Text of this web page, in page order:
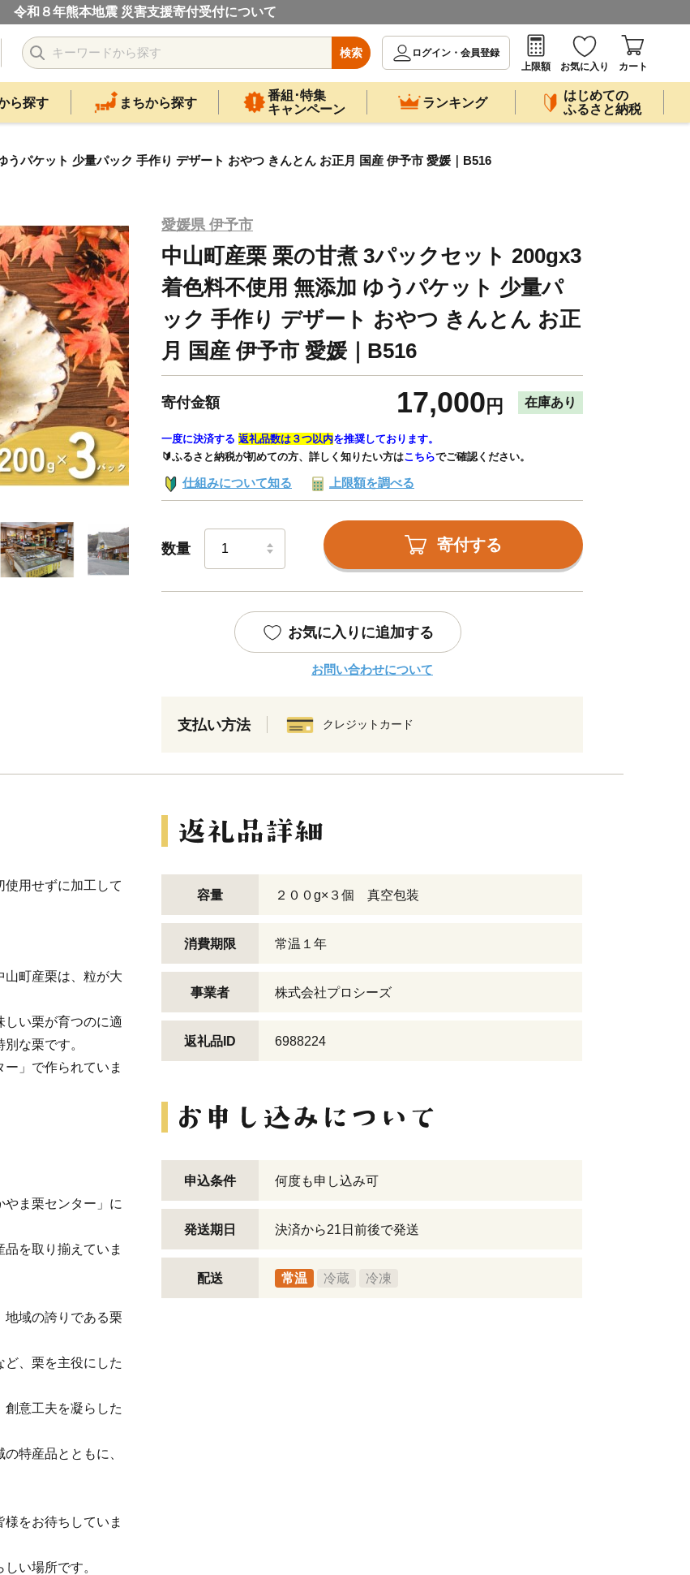
令和８年熊本地震 災害支援寄付受付について
検索
ログイン・会員登録
上限額
お気に入り カート
ら探す まちから探す
番組･特集
キャンペーン
ランキング
はじめての
ふるさと納税
パケット 少量パック 手作り デザート おやつ きんとん お正月 国産 伊予市 愛媛｜B516
愛媛県 伊予市
中山町産栗 栗の甘煮 3パックセット 200gx3
着色料不使用 無添加 ゆうパケット 少量パ
ック 手作り デザート おやつ きんとん お正
月 国産 伊予市 愛媛｜B516
寄付金額 17,000 円 在庫あり
一度に決済する 返礼品数は３つ以内を推奨しております。
🔰ふるさと納税が初めての方、詳しく知りたい方はこちらでご確認ください。
仕組みについて知る 上限額を調べる
数量 寄付する
お気に入りに追加する
お問い合わせについて
支払い方法 クレジットカード
使用せずに加工して
山町産栗は、粒が大
しい栗が育つのに適
な栗です。
」で作られていま
やま栗センター」に
を取り揃えていま
地域の誇りである栗
、栗を主役にした
意工夫を凝らした
特産品とともに、
をお待ちしていま
い場所です。
容量 ２００g×３個 真空包装
消費期限 常温１年
事業者 株式会社プロシーズ
返礼品ID 6988224
申込条件 何度も申し込み可
発送期日 決済から21日前後で発送
配送 常温 冷蔵 冷凍